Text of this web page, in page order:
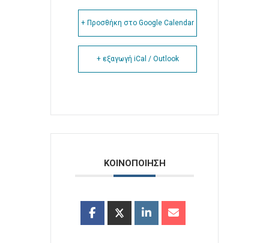
+ Προσθήκη στο Google Calendar
+ εξαγωγή iCal / Outlook
ΚΟΙΝΟΠΟΙΗΣΗ